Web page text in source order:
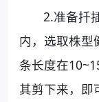
2.准备扦
内，选取株型
条长度在
其剪下来，即